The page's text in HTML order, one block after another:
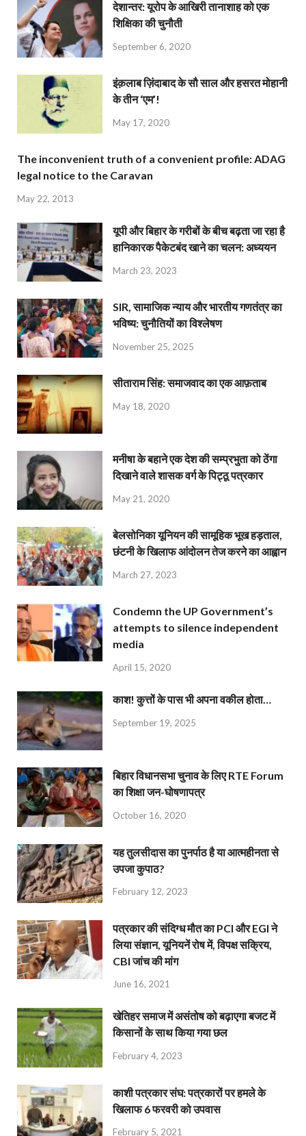
देशान्‍तर: यूरोप के आखिरी तानाशाह को एक
शिक्षिका की चुनौती
September 6, 2020
इंक़लाब ज़िंदाबाद के सौ साल और हसरत मोहानी
के तीन ‘एम’!
May 17, 2020
The inconvenient truth of a convenient profile: ADAG
legal notice to the Caravan
May 22, 2013
यूपी और बिहार के गरीबों के बीच बढ़ता जा रहा है
हानिकारक पैकेटबंद खाने का चलन: अध्ययन
March 23, 2023
SIR, सामाजिक न्याय और भारतीय गणतंत्र का
भविष्य: चुनौतियों का विश्लेषण
November 25, 2025
सीताराम सिंह: समाजवाद का एक आफ़ताब
May 18, 2020
मनीषा के बहाने एक देश की सम्प्रभुता को ठेंगा
दिखाने वाले शासक वर्ग के पिट्ठू पत्रकार
May 21, 2020
बेलसोनिका यूनियन की सामूहिक भूख हड़ताल,
छंटनी के खिलाफ आंदोलन तेज करने का आह्वान
March 27, 2023
Condemn the UP Government’s
attempts to silence independent
media
April 15, 2020
काश! कुत्तों के पास भी अपना वकील होता…
September 19, 2025
बिहार विधानसभा चुनाव के लिए RTE Forum
का शिक्षा जन-घोषणापत्र
October 16, 2020
यह तुलसीदास का पुनर्पाठ है या आत्महीनता से
उपजा कुपाठ?
February 12, 2023
पत्रकार की संदिग्ध मौत का PCI और EGI ने
लिया संज्ञान, यूनियनें रोष में, विपक्ष सक्रिय,
CBI जांच की मांग
June 16, 2021
खेतिहर समाज में असंतोष को बढ़ाएगा बजट में
किसानों के साथ किया गया छल
February 4, 2023
काशी पत्रकार संघ: पत्रकारों पर हमले के
खिलाफ 6 फरवरी को उपवास
February 5, 2021